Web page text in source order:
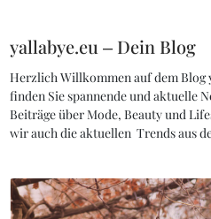
yallabye.eu – Dein Blog
Herzlich Willkommen auf dem Blog
finden Sie spannende und aktuelle
Beiträge über Mode, Beauty und
wir auch die aktuellen Trends aus